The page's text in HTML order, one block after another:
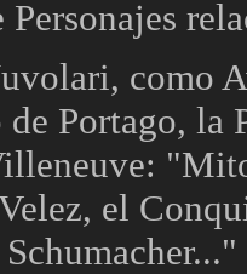
como
Portago, la
el